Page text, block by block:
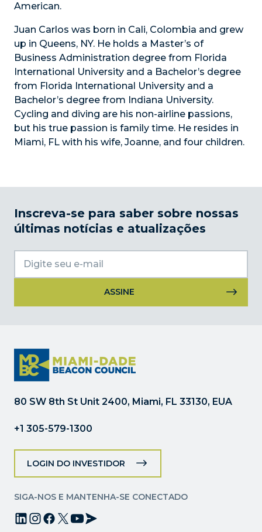
American.
Juan Carlos was born in Cali, Colombia and grew
up in Queens, NY. He holds a Master’s of
Business Administration degree from Florida
International University and a Bachelor’s degree
from Florida International University and a
Bachelor’s degree from Indiana University.
Cycling and diving are his non-airline passions,
but his true passion is family time. He resides in
Miami, FL with his wife, Joanne, and four children.
Inscreva-se para saber sobre nossas
últimas notícias e atualizações
Contact.
Por
favor,
deixe
campo
branco.
80 SW 8th St Unit 2400, Miami, FL 33130, EUA
+1 305-579-1300
LOGIN DO INVESTIDOR
SIGA-NOS E MANTENHA-SE CONECTADO